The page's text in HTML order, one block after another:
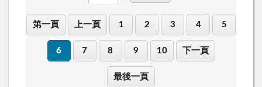
第一頁 上一頁 1 2 3 4 5
6 7 8 9 10 下一頁
最後一頁